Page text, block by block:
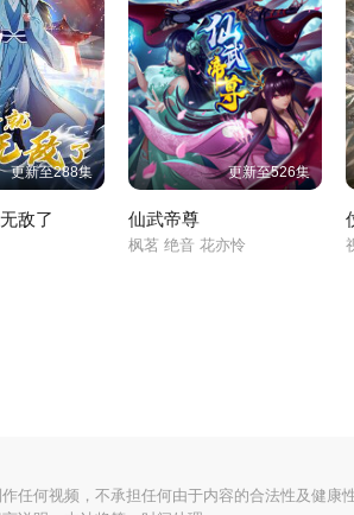
更新至288集
敌了
更新至526集
仙武帝尊
枫茗 绝音 花亦怜
任何视频，不承担任何由于内容的合法性及健康